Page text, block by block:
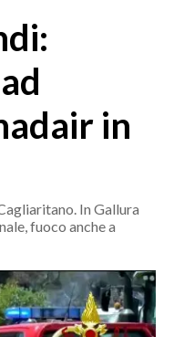
in
In Gallura
fuoco anche a